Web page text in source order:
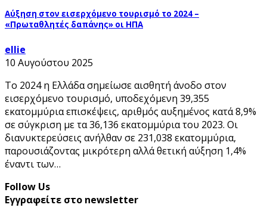
Αύξηση στον εισερχόμενο τουρισμό το 2024 –
«Πρωταθλητές δαπάνης» οι ΗΠΑ
ellie
10 Αυγούστου 2025
Το 2024 η Ελλάδα σημείωσε αισθητή άνοδο στον
εισερχόμενο τουρισμό, υποδεχόμενη 39,355
εκατομμύρια επισκέψεις, αριθμός αυξημένος κατά 8,9%
σε σύγκριση με τα 36,136 εκατομμύρια του 2023. Οι
διανυκτερεύσεις ανήλθαν σε 231,038 εκατομμύρια,
παρουσιάζοντας μικρότερη αλλά θετική αύξηση 1,4%
έναντι των…
Follow Us
Εγγραφείτε στο newsletter